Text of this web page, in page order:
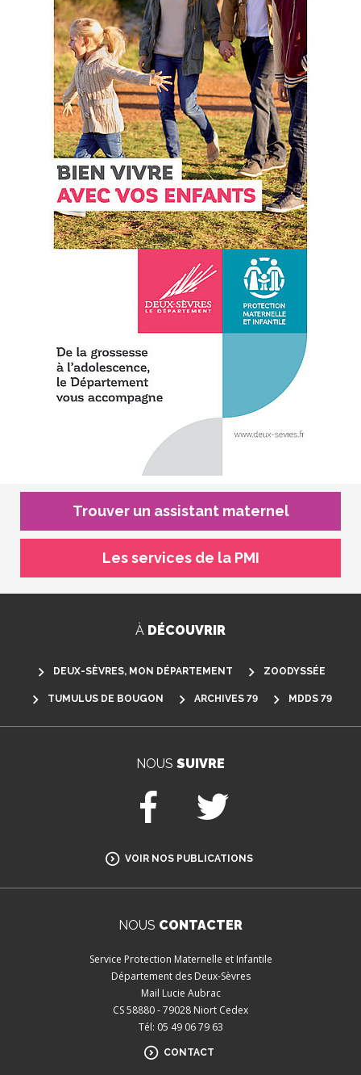
Trouver un assistant maternel
Les services de la PMI
À DÉCOUVRIR
DEUX-SÈVRES, MON DÉPARTEMENT ZOODYSSÉE
TUMULUS DE BOUGON ARCHIVES 79 MDDS 79
NOUS SUIVRE
Facebook
VOIR NOS PUBLICATIONS
NOUS CONTACTER
Service Protection Maternelle et Infantile
Département des Deux-Sèvres
Mail Lucie Aubrac
CS 58880 - 79028 Niort Cedex
Tél: 05 49 06 79 63
CONTACT